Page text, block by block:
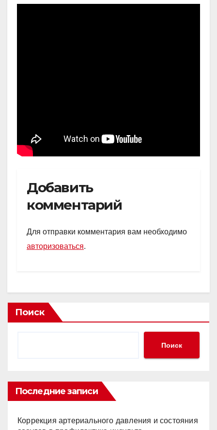
Добавить
комментарий
Для отправки комментария вам необходимо
авторизоваться.
Поиск
Поиск
Последние записи
Коррекция артериального давления и состояния